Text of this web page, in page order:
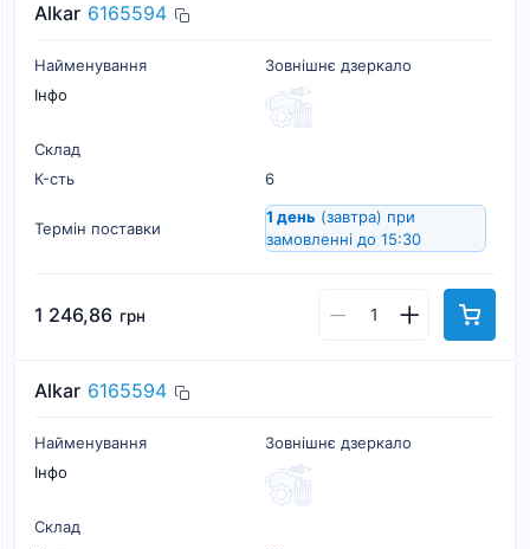
Alkar 6165594
Найменування
Зовнішнє дзеркало
Інфо
Склад
К-cть
6
Термін поставки
1 день (завтра) при
замовленні до 15:30
1 246,86 грн
Alkar 6165594
Найменування
Зовнішнє дзеркало
Інфо
Склад